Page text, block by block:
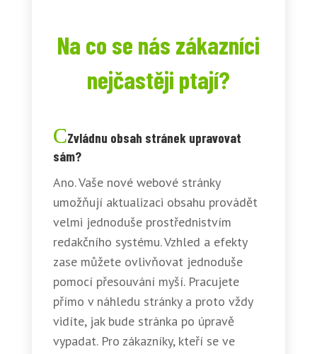
Na co se nás zákazníci
nejčastěji ptají?
Zvládnu obsah stránek upravovat
sám?
Ano. Vaše nové webové stránky
umožňují aktualizaci obsahu provádět
velmi jednoduše prostřednistvím
redakčního systému. Vzhled a efekty
zase můžete ovlivňovat jednoduše
pomocí přesouvání myší. Pracujete
přímo v náhledu stránky a proto vždy
vidíte, jak bude stránka po úpravě
vypadat. Pro zákazníky, kteří se ve